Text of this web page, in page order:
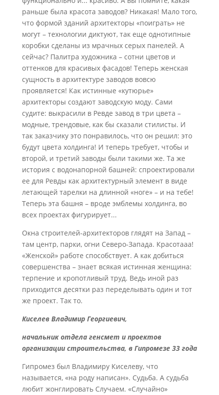
раньше была красота заводов? Никакая! Мало того,
что формой зданий архитекторы «поиграть» не
могут – технологии диктуют, так еще однотипные
коробки сделаны из мрачных серых панелей. А
сейчас? Палитра художника – сотни цветов и
оттенков для красивых фасадов! Теперь женская
сущность в архитектуре заводов вовсю
проявляется! Как истинные «кутюрье»
архитекторы создают заводскую моду. Сами
судите: выкрасили в Ревде завод в три цвета –
модные, трендовые, как бы сказали стилисты. И
так заказчику это понравилось, что он решил: это
будут цвета холдинга! И теперь требует, чтобы и
второй, и третий заводы были такими же. Та же
история с водонапорной башней: спроектировали
ее для Ревды как архитектурный элемент в виде
летающей тарелки на длинной «ноге» – и на тебе!
Теперь эта башня – вроде эмблемы холдинга, во
всех проектах фигурирует...
Окна строителей-архитекторов глядят на Запад –
там центр, парки, огни Северо-Запада. Красотааа!
«Женской» работе способствует. А как добиться
совершенства – знает всякая истинная женщина:
терпение и кропотливый труд. Ведь иной раз
приходится десятки раз переделывать один и тот
же проект. Так то.
Киселев Владимир Георгиевич,
начальник отдела генсмет и проектов
организации строительства, в Гипромезе 33 года
Гипромез был Владимиру Киселеву, что
называется, «на роду написан». Судьба. А судьба
любит жонглировать Случаем. «Случайно»